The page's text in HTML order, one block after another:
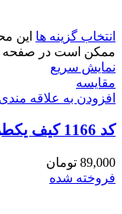
انتخاب گزینه ها این
ممکن است در صفحه
نمایش سریع
مقايسه
افزودن به علاقه مندی
کد 1166 کیف یکطرفه دخترانه پاسپورتی خرگوشی
89,000 تومان
فروخته شده